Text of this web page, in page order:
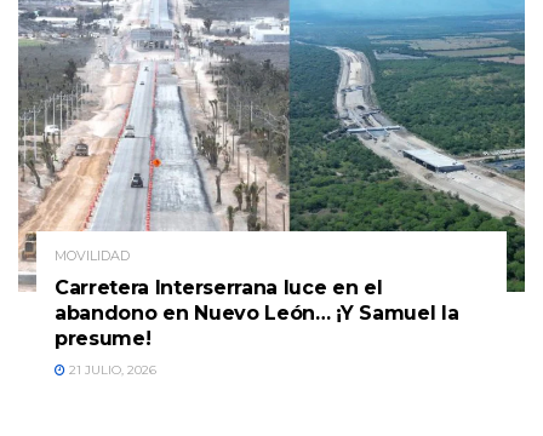
MOVILIDAD
Carretera Interserrana luce en el
abandono en Nuevo León… ¡Y Samuel la
presume!
21 JULIO, 2026